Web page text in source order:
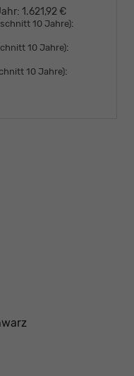
1.621,92 €
10 Jahre):
10 Jahre):
10 Jahre):